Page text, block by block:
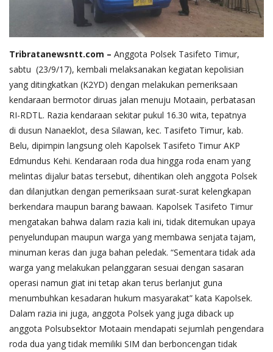
Tribratanewsntt.com – Anggota Polsek Tasifeto Timur,
sabtu (23/9/17), kembali melaksanakan kegiatan kepolisian
yang ditingkatkan (K2YD) dengan melakukan pemeriksaan
kendaraan bermotor diruas jalan menuju Motaain, perbatasan
RI-RDTL. Razia kendaraan sekitar pukul 16.30 wita, tepatnya
di dusun Nanaeklot, desa Silawan, kec. Tasifeto Timur, kab.
Belu, dipimpin langsung oleh Kapolsek Tasifeto Timur AKP
Edmundus Kehi. Kendaraan roda dua hingga roda enam yang
melintas dijalur batas tersebut, dihentikan oleh anggota Polsek
dan dilanjutkan dengan pemeriksaan surat-surat kelengkapan
berkendara maupun barang bawaan. Kapolsek Tasifeto Timur
mengatakan bahwa dalam razia kali ini, tidak ditemukan upaya
penyelundupan maupun warga yang membawa senjata tajam,
minuman keras dan juga bahan peledak. “Sementara tidak ada
warga yang melakukan pelanggaran sesuai dengan sasaran
operasi namun giat ini tetap akan terus berlanjut guna
menumbuhkan kesadaran hukum masyarakat” kata Kapolsek.
Dalam razia ini juga, anggota Polsek yang juga diback up
anggota Polsubsektor Motaain mendapati sejumlah pengendara
roda dua yang tidak memiliki SIM dan berboncengan tidak